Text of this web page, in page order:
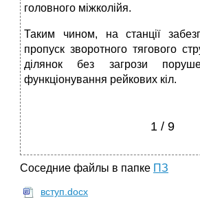
головного міжколійя.
Таким чином, на станції
пропуск зворотного тягового
ділянок без загрози
функціонування рейкових кіл.
1 / 9
Соседние файлы в папке ПЗ
вступ.docx